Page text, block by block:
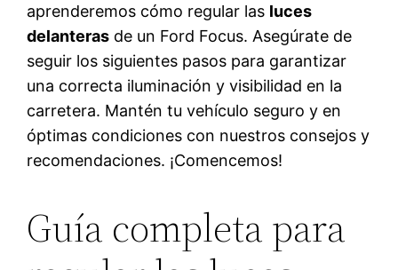
aprenderemos cómo regular las luces
delanteras de un Ford Focus. Asegúrate de
seguir los siguientes pasos para garantizar
una correcta iluminación y visibilidad en la
carretera. Mantén tu vehículo seguro y en
óptimas condiciones con nuestros consejos y
recomendaciones. ¡Comencemos!
Guía completa para